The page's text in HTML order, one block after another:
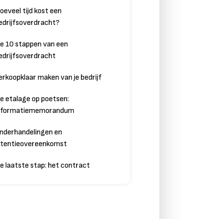
tijd kost een
10 stappen van een
maken van je bedrijf
etalage op poetsen:
en
laatste stap: het contract